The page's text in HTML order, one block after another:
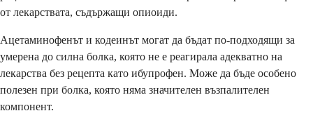
от лекарствата, съдържащи опиоиди.
Ацетаминофенът и кодеинът могат да бъдат по-подходящи за
умерена до силна болка, която не е реагирала адекватно на
лекарства без рецепта като ибупрофен. Може да бъде особено
полезен при болка, която няма значителен възпалителен
компонент.